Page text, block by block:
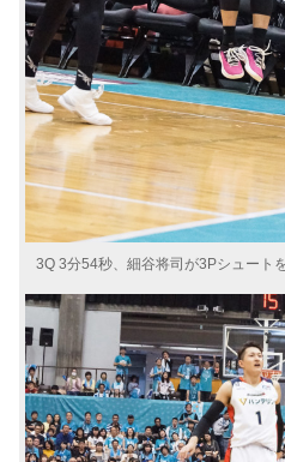
3Q 3分54秒、細谷将司が3Pシュート